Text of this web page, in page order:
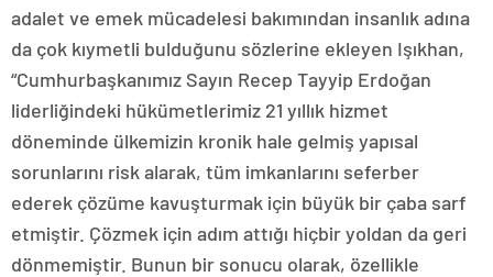
adalet ve emek mücadelesi bakımından insanlık adına
da çok kıymetli bulduğunu sözlerine ekleyen Işıkhan,
“Cumhurbaşkanımız Sayın Recep Tayyip Erdoğan
liderliğindeki hükümetlerimiz 21 yıllık hizmet
döneminde ülkemizin kronik hale gelmiş yapısal
sorunlarını risk alarak, tüm imkanlarını seferber
ederek çözüme kavuşturmak için büyük bir çaba sarf
etmiştir. Çözmek için adım attığı hiçbir yoldan da geri
dönmemiştir. Bunun bir sonucu olarak, özellikle